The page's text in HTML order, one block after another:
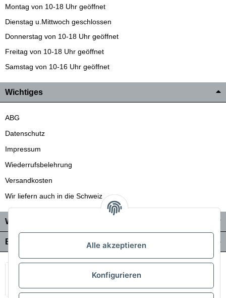
Montag von 10-18 Uhr geöffnet
Dienstag u.Mittwoch geschlossen
Donnerstag von 10-18 Uhr geöffnet
Freitag von 10-18 Uhr geöffnet
Samstag von 10-16 Uhr geöffnet
Wichtiges
ABG
Datenschutz
Impressum
Wiederrufsbelehrung
Versandkosten
Wir liefern auch in die Schweiz
Wo Sie uns finden
Bezahlung & VersandAlle akzeptieren
Konfigurieren